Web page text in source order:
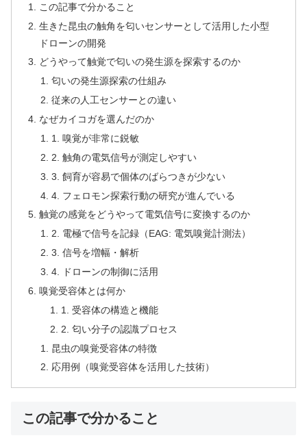
この記事で分かること
生きた昆虫の触角を匂いセンサーとして活用した小型
ドローンの開発
どうやって触覚で匂いの発生源を探索するのか
匂いの発生源探索の仕組み
従来の人工センサーとの違い
なぜカイコガを選んだのか
1. 嗅覚が非常に鋭敏
2. 触角の電気信号が測定しやすい
3. 飼育が容易で個体のばらつきが少ない
4. フェロモン探索行動の研究が進んでいる
触覚の感覚をどうやって電気信号に変換するのか
2. 電極で信号を記録（EAG: 電気嗅覚計測法）
3. 信号を増幅・解析
4. ドローンの制御に活用
嗅覚受容体とは何か
1. 受容体の構造と機能
2. 匂い分子の認識プロセス
昆虫の嗅覚受容体の特徴
応用例（嗅覚受容体を活用した技術）
この記事で分かること